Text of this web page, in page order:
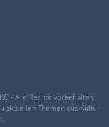
- Alle Rechte vorbehalten.
aktuellen Themen aus Kultur